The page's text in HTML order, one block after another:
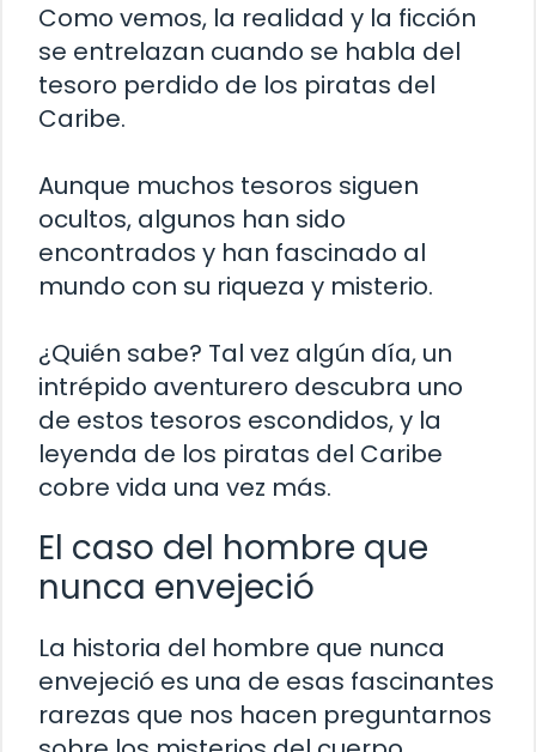
Como vemos, la realidad y la ficción
se entrelazan cuando se habla del
tesoro perdido de los piratas del
Caribe.
Aunque muchos tesoros siguen
ocultos, algunos han sido
encontrados y han fascinado al
mundo con su riqueza y misterio.
¿Quién sabe? Tal vez algún día, un
intrépido aventurero descubra uno
de estos tesoros escondidos, y la
leyenda de los piratas del Caribe
cobre vida una vez más.
El caso del hombre que
nunca envejeció
La historia del hombre que nunca
envejeció es una de esas fascinantes
rarezas que nos hacen preguntarnos